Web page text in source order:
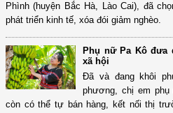
Phình (huyện Bắc Hà, Lào Cai), đã
phát triển kinh tế, xóa đói giảm nghèo.
Phụ nữ Pa Kô đưa
xã hội
Đã và đang khôi
phương, chị em
còn có thể tự bán hàng, kết nối thị